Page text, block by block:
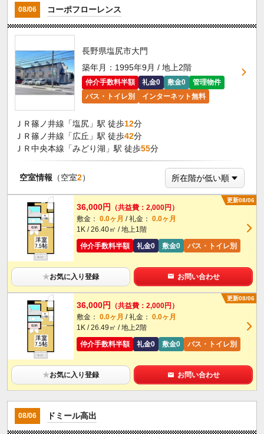
08/06 コーポフローレンス
長野県塩尻市大門
築年月：1995年9月 / 地上2階
仲介手数料半額 礼金0 敷金0
管理物件
バス・トイレ別
インターネット無料
ＪＲ篠ノ井線「塩尻」駅 徒歩12分
ＪＲ篠ノ井線「広丘」駅 徒歩42分
ＪＲ中央本線「みどり湖」駅 徒歩55分
空室情報 （空室2）
更新08/06
36,000円
（共益費：2,000円）
敷金： 0.0ヶ月 / 礼金： 0.0ヶ月
1K / 26.40㎡ / 地上1階
仲介手数料半額
礼金0 敷金0 バス・トイレ別
★お気に入り登録 お問い合わせ
更新08/06
36,000円
（共益費：2,000円）
敷金： 0.0ヶ月 / 礼金： 0.0ヶ月
1K / 26.49㎡ / 地上2階
仲介手数料半額
礼金0 敷金0 バス・トイレ別
★お気に入り登録 お問い合わせ
08/06 ドミール高出